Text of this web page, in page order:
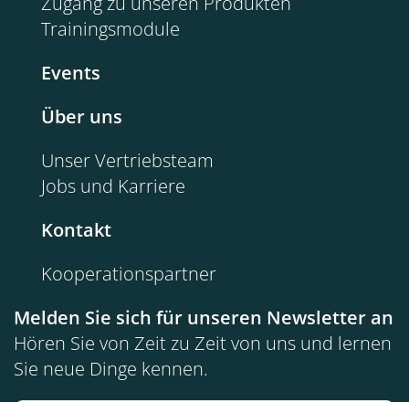
Trainingsmodule
Events
Über uns
Unser Vertriebsteam
Jobs und Karriere
Kontakt
Kooperationspartner
Melden Sie sich für unseren Newsletter an
Hören Sie von Zeit zu Zeit von uns und lernen
Sie neue Dinge kennen.